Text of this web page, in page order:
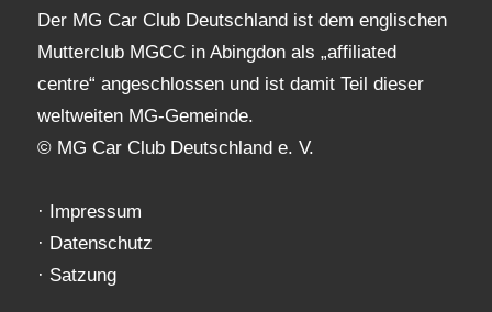
Der MG Car Club Deutschland ist dem englischen
Mutterclub MGCC in Abingdon als „affiliated
centre“ angeschlossen und ist damit Teil dieser
weltweiten MG-Gemeinde.
© MG Car Club Deutschland e. V.
· Impressum
· Datenschutz
· Satzung